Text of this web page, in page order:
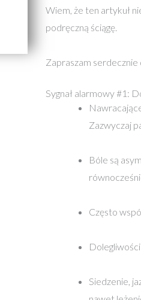
Wiem, że ten artykuł
podręczną ściągę.
Zapraszam
Sygnał alarmowy #1:
Zazwyczaj
Bóle są
Często
Siedzenie,